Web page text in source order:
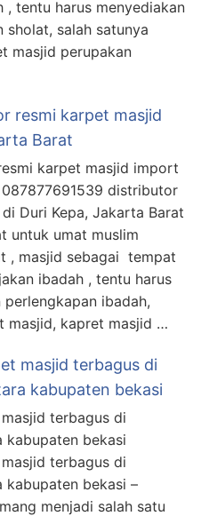
, tentu harus menyediakan
sholat, salah satunya
masjid perupakan
resmi karpet masjid
Barat
karpet masjid import
distributor
Duri Kepa, Jakarta Barat
untuk umat muslim
, masjid sebagai tempat
ibadah , tentu harus
ibadah,
masjid, kapret masjid …
masjid terbagus di
kabupaten bekasi
terbagus di
kabupaten bekasi
terbagus di
kabupaten bekasi –
menjadi salah satu